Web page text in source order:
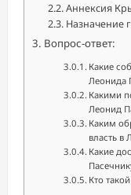
Аннексия
Назначение
Вопрос-ответ:
Какие
Леонида
Какими
Леонид
Каким
власть в
Какие
Кто